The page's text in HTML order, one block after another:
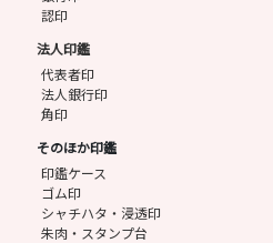
認印
法人印鑑
代表者印
法人銀行印
角印
そのほか印鑑
印鑑ケース
ゴム印
シャチハタ・浸透印
朱肉・スタンプ台